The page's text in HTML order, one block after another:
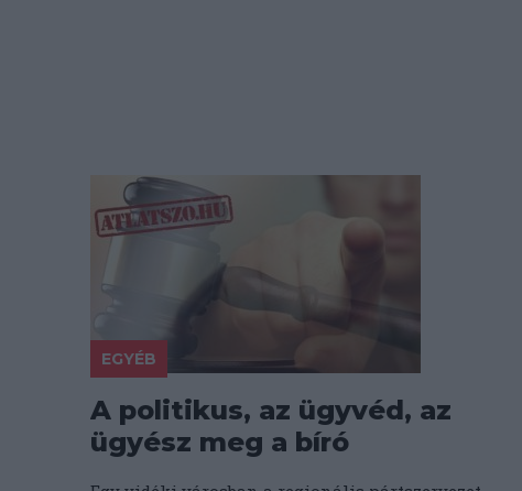
EGYÉB
A politikus, az ügyvéd, az
ügyész meg a bíró